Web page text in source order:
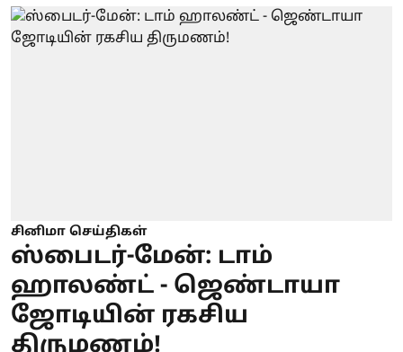
சினிமா செய்திகள்
ஸ்பைடர்-மேன்: டாம்
ஹாலண்ட் - ஜெண்டாயா
ஜோடியின் ரகசிய
திருமணம்!